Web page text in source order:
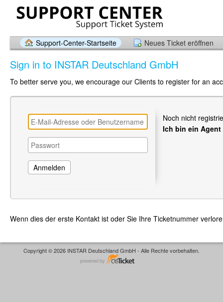
Support-Center-Startseite Neues Ticket eröffnen
Sign in to INSTAR Deutschland GmbH
To better serve you, we encourage our Clients to register for an
Noch nicht
Ich bin ein Agent
Wenn dies der erste Kontakt ist oder Sie Ihre Ticketnummer
Copyright © 2026 INSTAR Deutschland GmbH - Alle Rechte vorbehalten.